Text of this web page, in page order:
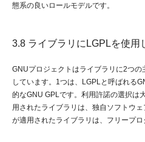
態系の良いロールモデルです。
3.8 ライブラリにLGPLを使用
GNUプロジェクトはライブラリに2つ
しています。1つは、LGPLと呼ばれる
的なGNU GPLです。利用許諾の選択は
用されたライブラリは、独自ソフトウ
が適用されたライブラリは、フリープロ